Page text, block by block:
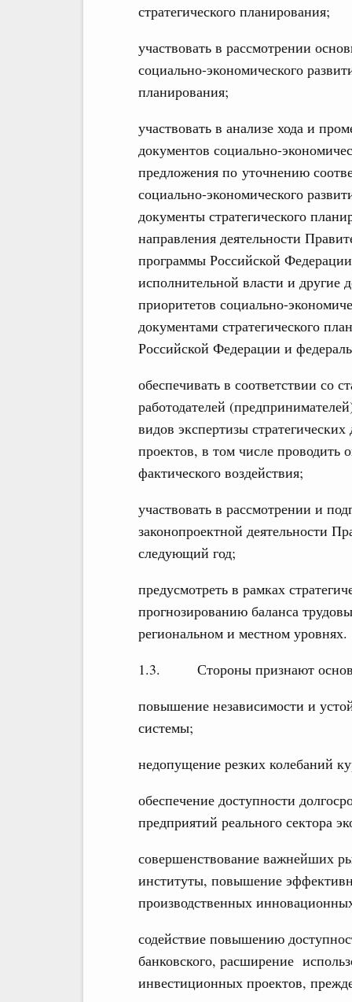
стратегического планирования;
участвовать в рассмотрении
социально-экономического
планирования;
участвовать в анализе хода и
документов социально-
предложения по уточнению
социально-экономического
документы стратегического
направления деятельности
программы Российской
исполнительной власти и другие
приоритетов социально-
документами стратегического
Российской Федерации и
обеспечивать в соответствии со
работодателей
видов экспертизы
проектов, в том числе проводить
фактического воздействия;
участвовать в рассмотрении и
законопроектной деятельности
следующий год;
предусмотреть в рамках
прогнозированию баланса
региональном и местном уровнях.
1.3. Стороны признают
повышение независимости и
системы;
недопущение резких колебаний
обеспечение доступности
предприятий реального сектора
совершенствование важнейших
институты, повышение
производственных
содействие повышению
банковского, расширение
инвестиционных проектов,